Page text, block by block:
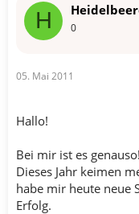
H 0
05. Mai 2011
Hallo!
Bei mir ist es genauso!
Dieses Jahr keimen
habe mir heute neue
Erfolg.